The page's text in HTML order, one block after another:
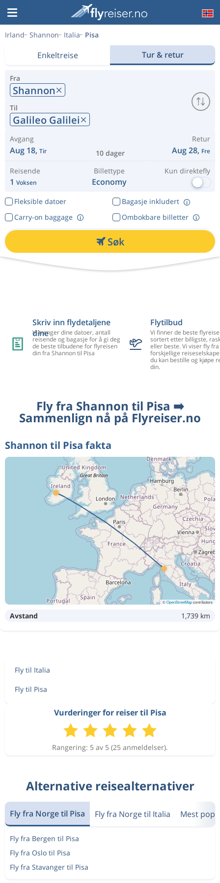
Irland Shannon Italia Pisa
Enkeltreise Tur & retur
Fra
Shannon
Til
Galileo Galilei
Avgang
Aug 18, Tir 10 dager
Retur
Aug 28, Fre
Reisende
1 Voksen
Billettype
Economy
Kun direktefly
Fleksible datoer
Bagasje inkludert
Ombokbare billetter
Carry-on baggage
Søk
Skriv inn flydetaljene
dine
Vi trenger dine datoer, antall
reisende og bagasje for å gi deg
de beste tilbudene for flyreisen
din fra Shannon til Pisa
Flytilbud
Vi finner de beste
sortert etter billigste,
eller beste. Vi viser fly
forskjellige
du kan bestille og kjøpe
din.
Fly fra Shannon til Pisa ➡️
Sammenlign nå på Flyreiser.no
Shannon til Pisa fakta
©OpenStreetMapcontributors
Avstand 1,739 km
Fly til Italia
Fly til Pisa
Vurderinger for reiser til Pisa
Rangering: 5 av 5 (25 anmeldelser).
Alternative reisealternativer
Fly fra Norge til Pisa Fly fra Norge til Italia Mest
Fly fra Bergen til Pisa
Fly fra Oslo til Pisa
Fly fra Stavanger til Pisa